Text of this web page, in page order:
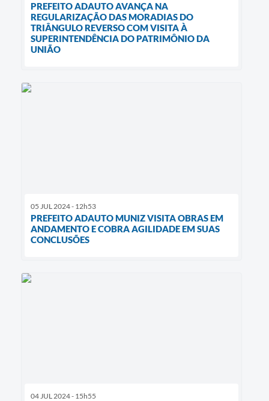
PREFEITO ADAUTO AVANÇA NA
REGULARIZAÇÃO DAS MORADIAS DO
TRIÂNGULO REVERSO COM VISITA À
SUPERINTENDÊNCIA DO PATRIMÔNIO DA
UNIÃO
05 JUL 2024 - 12h53
PREFEITO ADAUTO MUNIZ VISITA OBRAS EM
ANDAMENTO E COBRA AGILIDADE EM SUAS
CONCLUSÕES
04 JUL 2024 - 15h55